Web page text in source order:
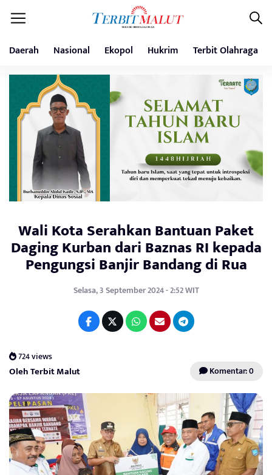
Daerah Nasional Ekopol Hukrim Terbit Olahraga
Wali Kota Serahkan Bantuan Paket
Daging Kurban dari Baznas RI kepada
Pengungsi Banjir Bandang di Rua
Selasa, 3 September 2024 - 2:52 WIT
724 views
Oleh Terbit Malut Komentar: 0